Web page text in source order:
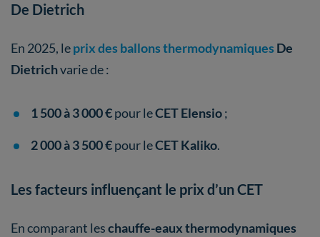
De Dietrich
En 2025, leprix des ballons thermodynamiques De
Dietrichvarie de :
1 500 à 3 000 €pour leCET Elensio;
2 000 à 3 500 €pour leCET Kaliko.
Les facteurs influençant le prix d’un CET
En comparant leschauffe-eaux thermodynamiques